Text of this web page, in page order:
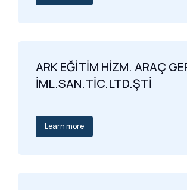
ARK EĞİTİM HİZM. ARAÇ
İML.SAN.TİC.LTD.ŞTİ
Learn more